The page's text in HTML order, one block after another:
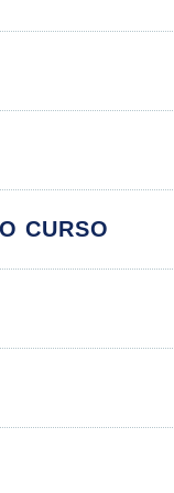
Módulos
(SUS)
Aspectos
CURSO